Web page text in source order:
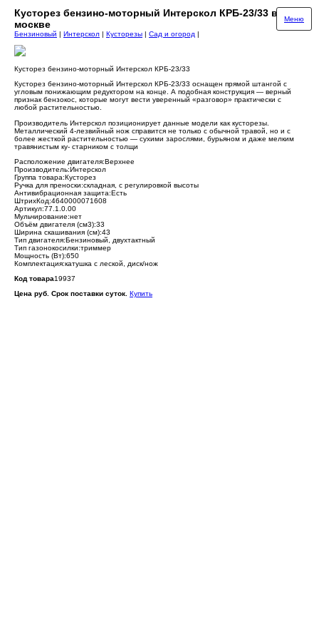
Кусторез бензино-моторный Интерскол КРБ-23/33 в
москве
Меню
Бензиновый | Интерскол | Кусторезы | Сад и огород |
Кусторез бензино-моторный Интерскол КРБ-23/33
Кусторез бензино-моторный Интерскол КРБ-23/33 оснащен прямой штангой с
угловым понижающим редуктором на конце. А подобная конструкция — верный
признак бензокос, которые могут вести уверенный «разговор» практически с
любой растительностью.
Производитель Интерскол позиционирует данные модели как кусторезы.
Металлический 4-лезвийный нож справится не только с обычной травой, но и с
более жесткой растительностью — сухими зарослями, бурьяном и даже мелким
травянистым ку- старником с толщи
Расположение двигателя:Верхнее
Производитель:Интерскол
Группа товара:Кусторез
Ручка для преноски:складная, с регулировкой высоты
Антивибрационная защита:Есть
ШтрихКод:4640000071608
Артикул:77.1.0.00
Мульчирование:нет
Объём двигателя (см3):33
Ширина скашивания (см):43
Тип двигателя:Бензиновый, двухтактный
Тип газонокосилки:триммер
Мощность (Вт):650
Комплектация:катушка с леской, диск/нож
Код товара19937
Цена руб. Срок поставки суток. Купить